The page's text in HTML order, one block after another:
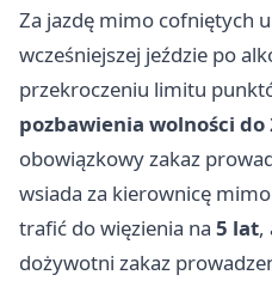
Za jazdę mimo cofniętych
wcześniejszej jeździe po
przekroczeniu limitu
pozbawienia wolności do
obowiązkowy zakaz
wsiada za kierownicę
trafić do więzienia na 5 lat,
dożywotni zakaz